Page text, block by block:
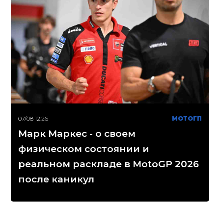
07/08 12:26 МОТОГП
Марк Маркес - о своем
физическом состоянии и
реальном раскладе в MotoGP 2026
после каникул